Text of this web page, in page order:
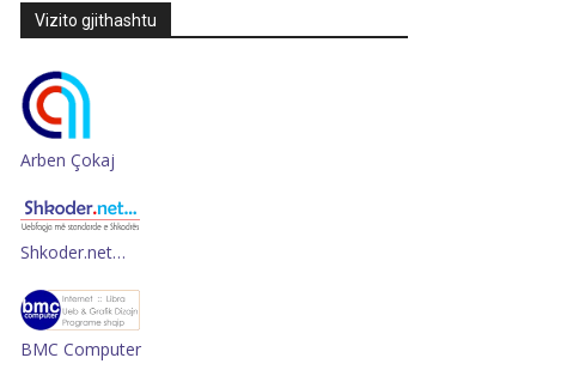
Vizito gjithashtu
Arben Çokaj
Shkoder.net…
BMC Computer